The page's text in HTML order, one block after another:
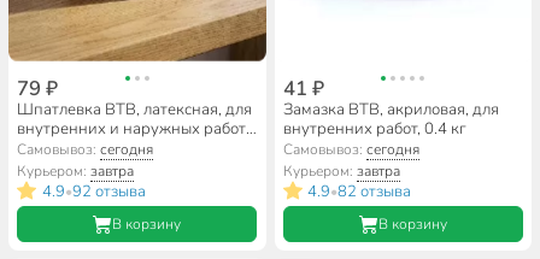
79 ₽
Шпатлевка ВТВ, латексная, для
внутренних и наружных работ,
0.7 кг
Самовывоз:сегодня
Курьером:завтра
4.9•92 отзыва
В корзину
41 ₽
Замазка ВТВ, акриловая, для
внутренних работ, 0.4 кг
Самовывоз: сегодня
Курьером: завтра
4.9•82 отзыва
В корзину